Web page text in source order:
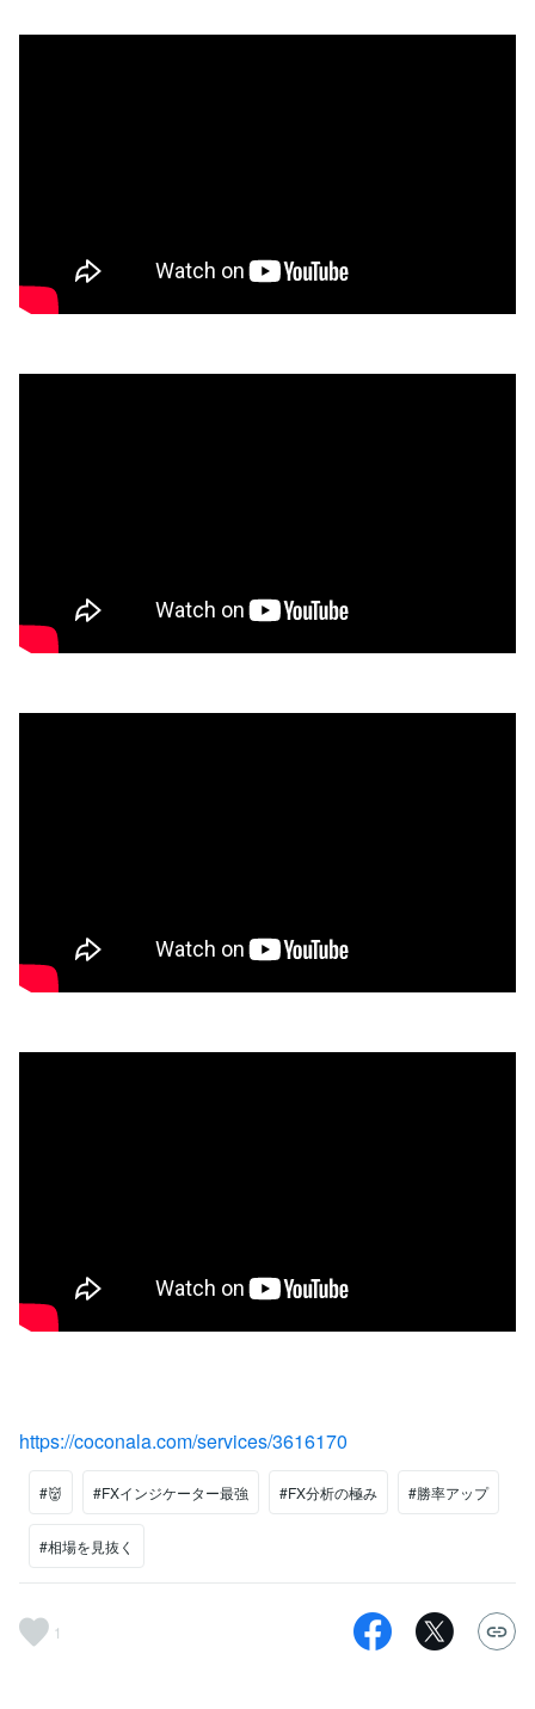
https://coconala.com/services/3616170
#👹 #FXインジケーター最強 #FX分析の極み #勝率アップ
#相場を見抜く
1